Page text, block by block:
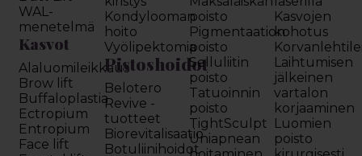
WAL-
menetelmä
Kasvot
Alaluomileikkaus
Brow lift
Buffaloplastia
Ectropium
Entropium
Face lift
Kondylooman
hoito
Vyölipektomia
Pistoshoidot
Belotero
Revive -
tuotteet
Biorevitalisaatio
Botuliinihoidot
poisto
Pigmentaation
poisto
Selluliitin
poisto
Tatuoinnin
poisto
TightSculpt
Uniapnean
Kasvojen
kohotus
Laihtumisen
jälkeinen
vartalon
korjaaminen
Luomien
poisto